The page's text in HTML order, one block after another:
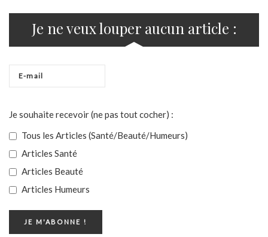
Je ne veux louper aucun article :
Je souhaite recevoir (ne pas tout cocher) :
Tous les Articles (Santé/Beauté/Humeurs)
Articles Santé
Articles Beauté
Articles Humeurs